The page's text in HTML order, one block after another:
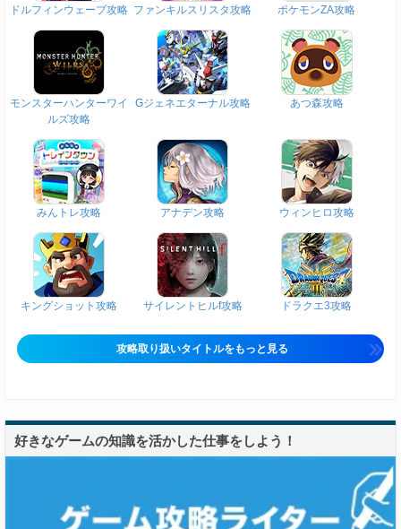
ドルフィンウェーブ攻略 ファンキルスリスタ攻略 ポケモンZA攻略
モンスターハンターワイ
ルズ攻略
Gジェネエターナル攻略 あつ森攻略
みんトレ攻略 アナデン攻略 ウィンヒロ攻略
キングショット攻略 サイレントヒルf攻略 ドラクエ3攻略
攻略取り扱いタイトルをもっと見る
好きなゲームの知識を活かした仕事をしよう！